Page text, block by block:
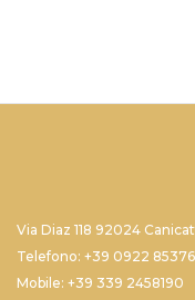
Via Diaz 118 92024
Telefono: +39 0922
Mobile: +39 339 2458190